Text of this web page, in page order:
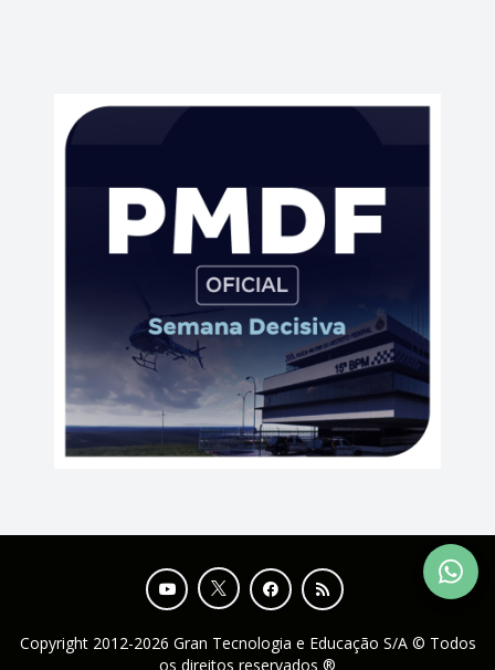
Copyright 2012-2026 Gran Tecnologia e Educação S/A © Todos
os direitos reservados ®